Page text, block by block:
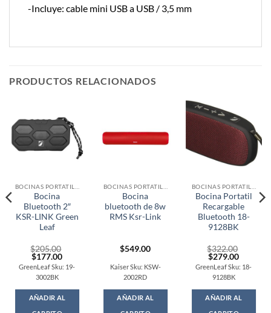
-Incluye: cable mini USB a USB / 3,5 mm
PRODUCTOS RELACIONADOS
Bocina
Bluetooth 2″
KSR-LINK Green
Leaf
$205.00
Original
price
was:
$205.00.
$177.00Current
price
is:
GreenLeaf Sku: 19-
3002BK
AÑADIR AL
Bocina
bluetooth de 8w
RMS Ksr-Link
$549.00
Kaiser Sku: KSW-
2002RD
AÑADIR AL
Bocina Portatil
Recargable
Bluetooth 18-
9128BK
$322.00
Original
price
was:
$322.00.
$279.00Current
price
is:
GreenLeaf Sku: 18-
9128BK
AÑADIR AL